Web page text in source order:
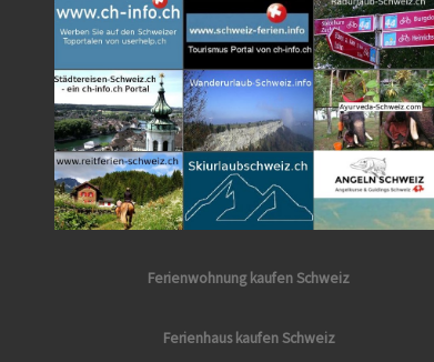
Ferienwohnung kaufen Schweiz
Ferienhaus kaufen Schweiz